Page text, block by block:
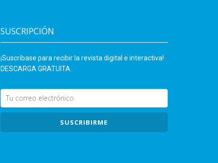
SUSCRIPCIÓN
¡Suscríbase para recibir la revista digital e interactiva!
DESCARGA GRATUITA.
SUSCRIBIRME